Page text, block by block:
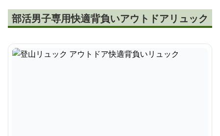
部活男子専用快適背負いアウトドアリュック